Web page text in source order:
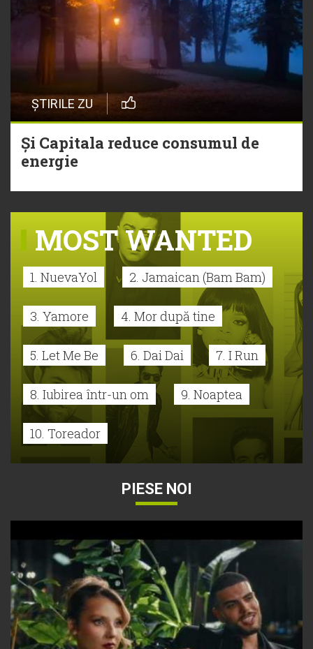
ȘTIRILE ZU
Și Capitala reduce consumul de
energie
MOST WANTED
1. NuevaYol 2. Jamaican (Bam Bam)
3. Yamore 4. Mor după tine
5. Let Me Be 6. Dai Dai 7. I Run
8. Iubirea într-un om 9. Noaptea
10. Toreador
PIESE NOI